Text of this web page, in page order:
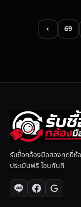
‹ 69
รับซื้อกล้องมือสองทุกยี่ห้อ
ประเมินฟรี โอนทันที